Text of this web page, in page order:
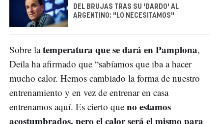
DEL BRUJAS TRAS SU 'DARDO' AL
ARGENTINO: "LO NECESITAMOS"
Sobre latemperatura que se dará en Pamplona,
Deila ha afirmado que “sabíamos que iba a hacer
mucho calor. Hemos cambiado la forma de nuestro
entrenamiento y en vez de entrenar en casa
entrenamos aquí. Es cierto que no estamos
acostumbrados, pero el calor será el mismo para